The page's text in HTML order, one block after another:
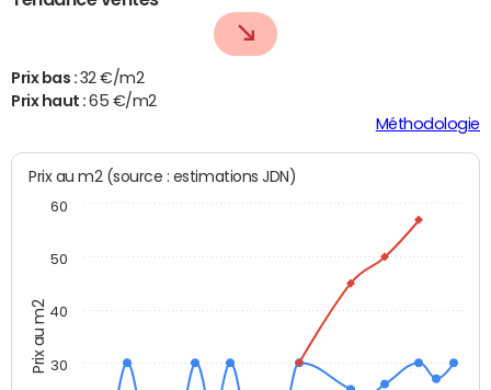
Prix bas : 32 €/m2
Prix haut :65 €/m2
Méthodologie
Prix au m2
Prix au m2 (source : estimations JDN)
30
40
50
60